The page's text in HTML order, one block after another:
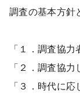
調査の基本方針
「１．調査協力
「２．調査協
「３．時代に